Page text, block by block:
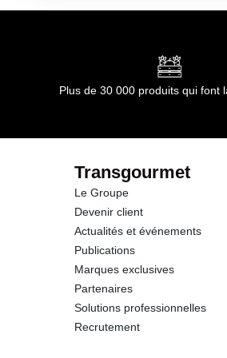
Conformément aux
Plus de 30 000 produits qui font
Transgourmet
Le Groupe
Devenir client
Actualités et événements
Publications
Marques exclusives
Partenaires
Solutions professionnelles
Recrutement